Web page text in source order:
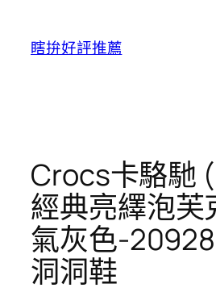
瞎拚好評推薦
Crocs卡駱馳
經典亮繹泡芙
氣灰色-
洞洞鞋